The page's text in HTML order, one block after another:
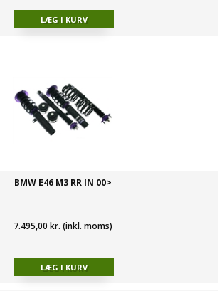
BMW E46 M3 RR IN 00>
7.495,00 kr. (inkl. moms)